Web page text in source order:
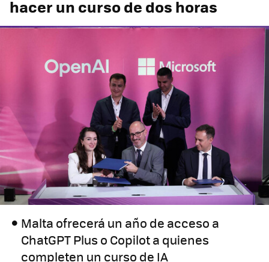
hacer un curso de dos horas
Malta ofrecerá un año de acceso a
ChatGPT Plus o Copilot a quienes
completen un curso de IA